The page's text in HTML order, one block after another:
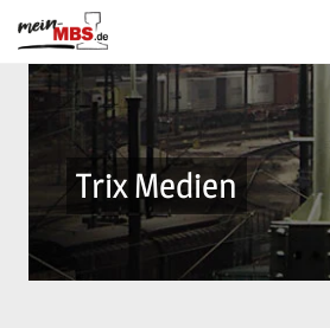
Trix Medien